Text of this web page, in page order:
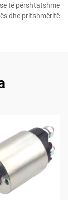
të përshtatshme
dhe pritshmëritë